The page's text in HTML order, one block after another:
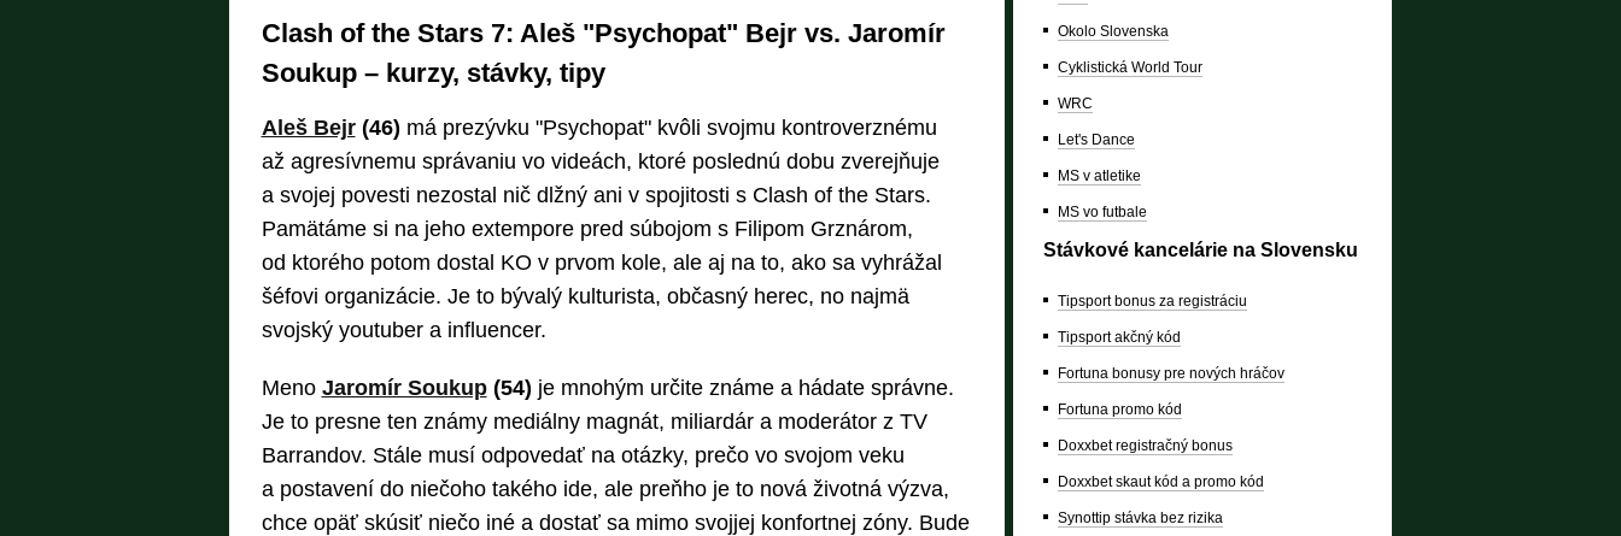
Clash of the Stars 7: Aleš "Psychopat" Bejr vs. Jaromír
Soukup – kurzy, stávky, tipy
Aleš Bejr(46) má prezývku "Psychopat" kvôli svojmu kontroverznému
až agresívnemu správaniu vo videách, ktoré poslednú dobu zverejňuje
a svojej povesti nezostal nič dlžný ani v spojitosti s Clash of the Stars.
Pamätáme si na jeho extempore pred súbojom s Filipom Grznárom,
od ktorého potom dostal KO v prvom kole, ale aj na to, ako sa vyhrážal
šéfovi organizácie. Je to bývalý kulturista, občasný herec, no najmä
svojský youtuber a influencer.
Meno Jaromír Soukup(54) je mnohým určite známe a hádate správne.
Je to presne ten známy mediálny magnát, miliardár a moderátor z TV
Barrandov. Stále musí odpovedať na otázky, prečo vo svojom veku
a postavení do niečoho takého ide, ale preňho je to nová životná výzva,
chce opäť skúsiť niečo iné a dostať sa mimo svojjej konfortnej zóny. Bude
Okolo Slovenska
Cyklistická World Tour
WRC
Let's Dance
MS v atletike
MS vo futbale
Stávkové kancelárie na Slovensku
Tipsport bonus za registráciu
Tipsport akčný kód
Fortuna bonusy pre nových hráčov
Fortuna promo kód
Doxxbet registračný bonus
Doxxbet skaut kód a promo kód
Synottip stávka bez rizika